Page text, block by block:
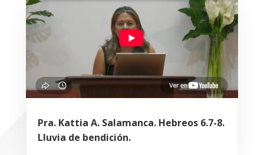
Pra. Kattia A. Salamanca. Hebreos 6.7-8.
Lluvia de bendición.